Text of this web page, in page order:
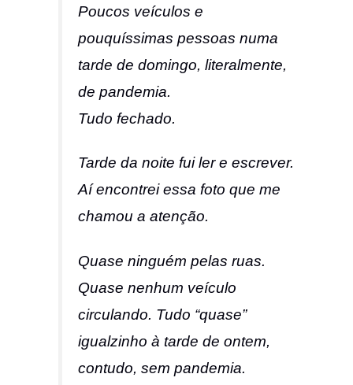
Poucos veículos e
pouquíssimas pessoas numa
tarde de domingo, literalmente,
de pandemia.
Tudo fechado.
Tarde da noite fui ler e escrever.
Aí encontrei essa foto que me
chamou a atenção.
Quase ninguém pelas ruas.
Quase nenhum veículo
circulando. Tudo “quase”
igualzinho à tarde de ontem,
contudo, sem pandemia.